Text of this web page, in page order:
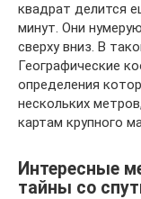
квадрат делится
минут. Они
сверху вниз. В
Географические
определения
нескольких
картам крупного
Интересные
тайны со